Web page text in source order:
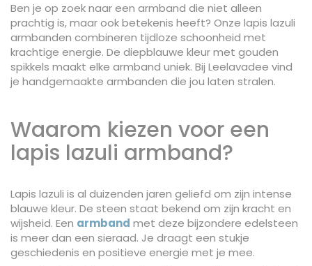
Ben je op zoek naar een armband die niet alleen
prachtig is, maar ook betekenis heeft? Onze lapis lazuli
armbanden combineren tijdloze schoonheid met
krachtige energie. De diepblauwe kleur met gouden
spikkels maakt elke armband uniek. Bij Leelavadee vind
je handgemaakte armbanden die jou laten stralen.
Waarom kiezen voor een
lapis lazuli armband?
Lapis lazuli is al duizenden jaren geliefd om zijn intense
blauwe kleur. De steen staat bekend om zijn kracht en
wijsheid. Een armband met deze bijzondere edelsteen
is meer dan een sieraad. Je draagt een stukje
geschiedenis en positieve energie met je mee.